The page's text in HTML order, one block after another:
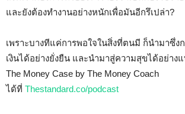
และยังต้องทำงานอย่างหนักเพื่อมันอีกรึเปล่า?
เพราะบางทีแค่การพอใจในสิ่งที่ตนมี ก็นำมาซึ่ง
เงินได้อย่างยั่งยืน และนำมาสู่ความสุขได้อย่าง
The Money Case by The Money Coach
ได้ที่ Thestandard.co/podcast